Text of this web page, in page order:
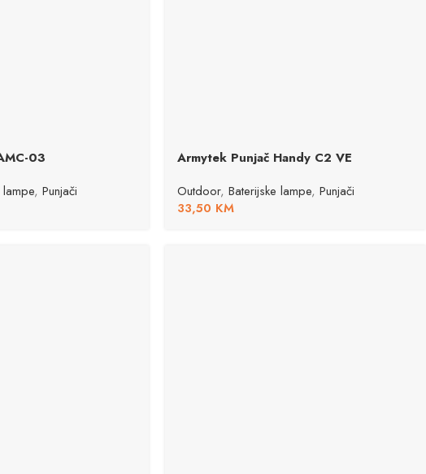
03
lampe, Punjači
Armytek Punjač Handy C2 VE
Outdoor, Baterijske lampe, Punjači
33,50 KM